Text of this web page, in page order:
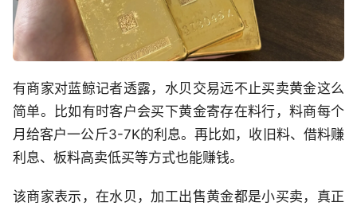
有商家对蓝鲸记者透露，水贝交易远不止买卖黄金这么
简单。比如有时客户会买下黄金寄存在料行，料商每个
月给客户一公斤3-7K的利息。再比如，收旧料、借料赚
利息、板料高卖低买等方式也能赚钱。
该商家表示，在水贝，加工出售黄金都是小买卖，真正